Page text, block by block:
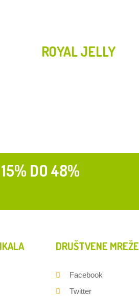
ROYAL JELLY
DO 48%
DRUŠTVENE MREŽE
Facebook
Twitter